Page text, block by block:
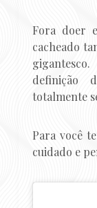
Fora doer
cacheado
definição
totalmente
Para você
cuidado e